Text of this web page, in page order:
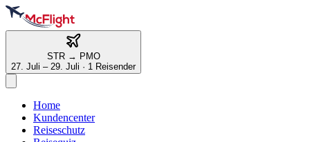
STR→ PMO
27. Juli – 29. Juli · 1 Reisender
Home
Kundencenter
Reiseschutz